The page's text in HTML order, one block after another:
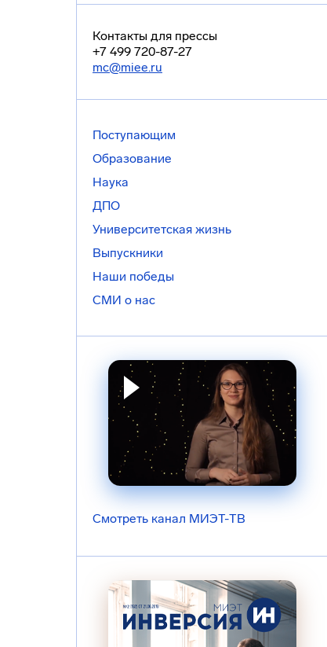
Контакты для прессы
+7 499 720-87-27
mc@miee.ru
Поступающим
Образование
Наука
ДПО
Университетская жизнь
Выпускники
Наши победы
СМИ о нас
Смотреть канал МИЭТ-ТВ